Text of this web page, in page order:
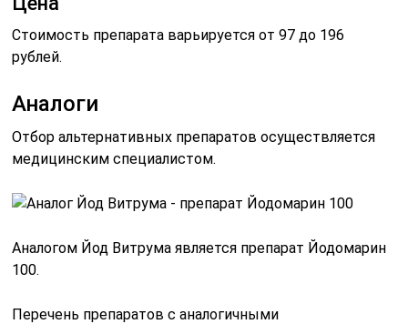
Стоимость препарата варьируется от 97 до 196
рублей.
Аналоги
Отбор альтернативных препаратов осуществляется
медицинским специалистом.
Аналогом Йод Витрума является препарат Йодомарин
100.
Перечень препаратов с аналогичными